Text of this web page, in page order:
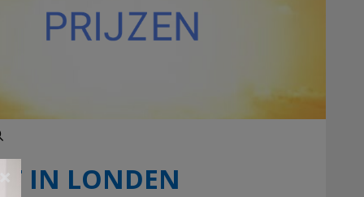
IN LONDEN
×